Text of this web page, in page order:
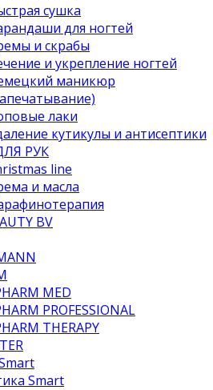
сушка
для ногтей
и скрабы
и укрепление ногтей
маникюр
лаки
кутикулы и антисептики
РУК
line
и масла
BV
MED
PROFESSIONAL
THERAPY
Smart